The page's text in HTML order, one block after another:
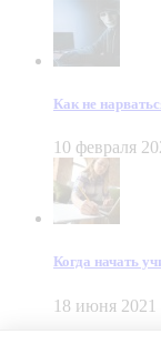
Как не
10 февраля
Когда начать
18 июня 2021